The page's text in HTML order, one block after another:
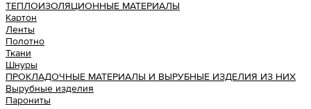
ТЕПЛОИЗОЛЯЦИОННЫЕ МАТЕРИАЛЫ
Картон
Ленты
Полотно
Ткани
Шнуры
ПРОКЛАДОЧНЫЕ МАТЕРИАЛЫ И ВЫРУБНЫЕ ИЗДЕЛИЯ ИЗ НИХ
Вырубные изделия
Парониты